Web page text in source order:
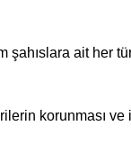
ait her
korunması